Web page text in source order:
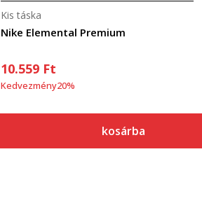
Nike Elemental Premium
Kis táska
10.559 Ft
Kedvezmény20%
kosárba